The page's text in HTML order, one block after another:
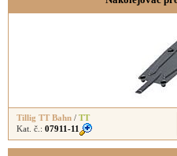
Tillig TT Bahn / TT
Kat. č.: 07911-11